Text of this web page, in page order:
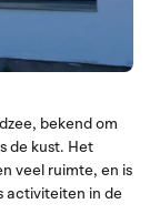
bekend om
de kust. Het
veel ruimte, en is
activiteiten in de